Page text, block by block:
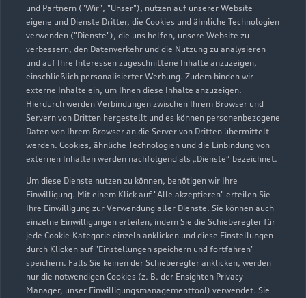
und Partnern ("Wir", "Unser"), nutzen auf unserer Website
eigene und Dienste Dritter, die Cookies und ähnliche Technologien
verwenden ("Dienste"), die uns helfen, unsere Website zu
verbessern, den Datenverkehr und die Nutzung zu analysieren
und auf Ihre Interessen zugeschnittene Inhalte anzuzeigen,
einschließlich personalisierter Werbung. Zudem binden wir
externe Inhalte ein, um Ihnen diese Inhalte anzuzeigen.
Hierdurch werden Verbindungen zwischen Ihrem Browser und
Servern von Dritten hergestellt und es können personenbezogene
Daten von Ihrem Browser an die Server von Dritten übermittelt
werden. Cookies, ähnliche Technologien und die Einbindung von
externen Inhalten werden nachfolgend als „Dienste“ bezeichnet.
Um diese Dienste nutzen zu können, benötigen wir Ihre
Einwilligung. Mit einem Klick auf "Alle akzeptieren" erteilen Sie
Ihre Einwilligung zur Verwendung aller Dienste. Sie können auch
einzelne Einwilligungen erteilen, indem Sie die Schieberegler für
jede Cookie-Kategorie einzeln anklicken und diese Einstellungen
durch Klicken auf "Einstellungen speichern und fortfahren"
speichern. Falls Sie keinen der Schieberegler anklicken, werden
nur die notwendigen Cookies (z. B. der Ensighten Privacy
Manager, unser Einwilligungsmanagementtool) verwendet. Sie
Wir beraten Sie gerne
und Ansprechpartner.
Zur Teamübersicht